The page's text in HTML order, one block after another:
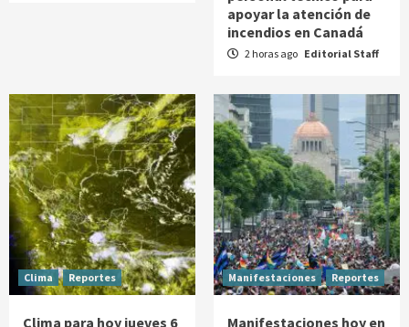
apoyar la atención de
incendios en Canadá
2 horas ago Editorial Staff
Clima Reportes
Clima para hoy jueves 6
Manifestaciones Reportes
Manifestaciones hoy en